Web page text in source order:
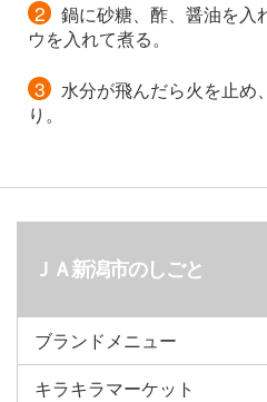
鍋に砂糖、酢、醤油を入
ウを入れて煮る。
水分が飛んだら火を止め
り。
ＪＡ新潟市のしごと
ブランドメニュー
キラキラマーケット